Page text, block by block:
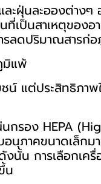
ะฝุ่นละอองต่างๆ
เป็นสาเหตุของ
รลดปริมาณสารก่
มิแพ้
น์ แต่ประสิทธิภา
กรอง HEPA
นุภาคขนาดเล็กม
นั้น การเลือกเ
น